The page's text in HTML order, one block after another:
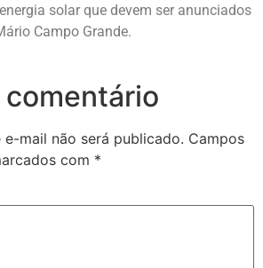
solar que devem ser anunciados
Campo Grande.
comentário
e-mail não será publicado. Campos
com *